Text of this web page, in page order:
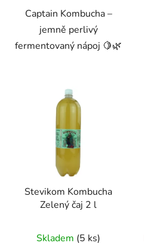
Captain Kombucha –
jemně perlivý
fermentovaný nápoj 🍋🌿
Stevikom Kombucha
Zelený čaj 2 l
Skladem (5 ks)